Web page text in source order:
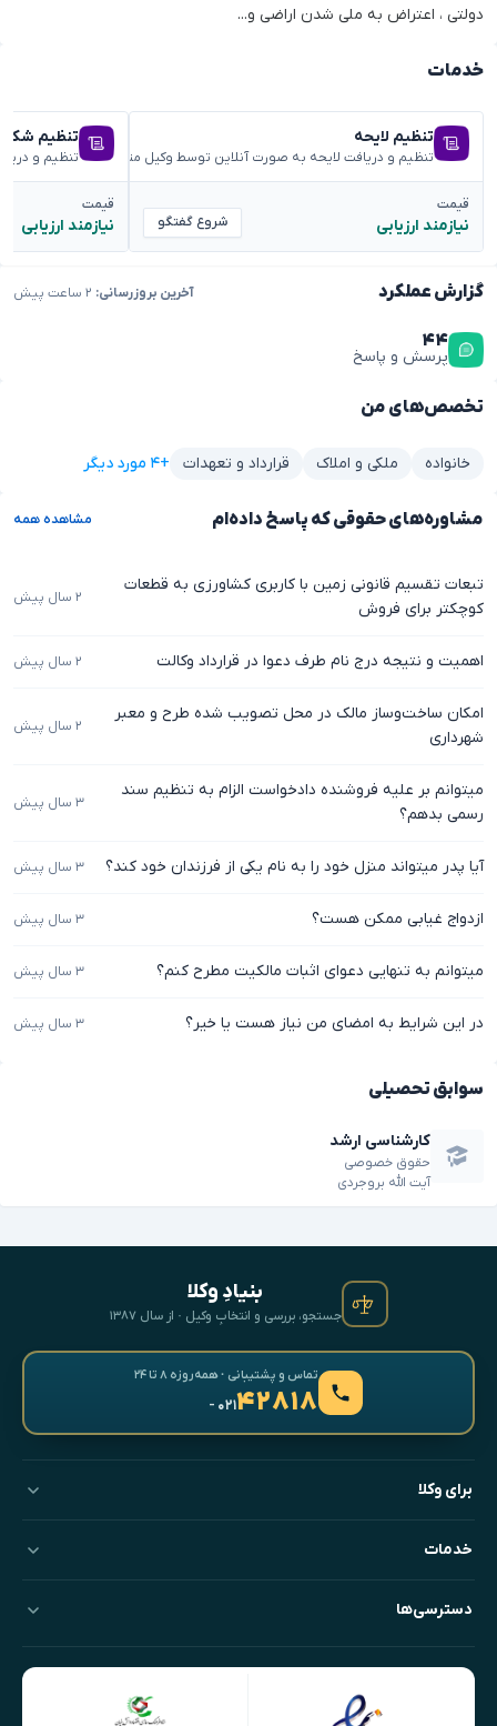
دولتی ، اعتراض به ملی شدن اراضی و...
گزارش عملکرد آخرین بروزرسانی:
۴۴
پرسش و پاسخ
تخصص‌های من
خانواده ملکی و املاک قرارداد و تعهدات +۴ مورد دیگر
خدمات
تنظیم لایحه
تنظیم و دریافت لایحه به صورت آنلاین توسط وکیل متخصص
قیمت
نیازمند ارزیابی شروع گفتگو
تنظیم
تنظیم و
قیمت
نیازمند ارزیابی
مشاوره‌های حقوقی که پاسخ داده‌ام مشاهده همه
تبعات تقسیم قانونی زمین با کاربری کشاورزی به قطعات
کوچکتر برای فروش
۲ سال پیش
اهمیت و نتیجه درج نام طرف دعوا در قرارداد وکالت ۲ سال پیش
امکان ساخت‌وساز مالک در محل تصویب شده طرح و معبر
شهرداری
۲ سال پیش
میتوانم بر علیه فروشنده دادخواست الزام به تنظیم سند
رسمی بدهم؟
۳ سال پیش
آیا پدر میتواند منزل خود را به نام یکی از فرزندان خود کند؟ ۳ سال پیش
ازدواج غیابی ممکن هست؟ ۳ سال پیش
میتوانم به تنهایی دعوای اثبات مالکیت مطرح کنم؟ ۳ سال پیش
در این شرایط به امضای من نیاز هست یا خیر؟ ۳ سال پیش
سوابق تحصیلی
کارشناسی ارشد
حقوق خصوصی
آیت الله بروجردی
بنیادِ وکلا
جستجو، بررسی و انتخابِ وکیل · از سال ۱۳۸۷
تماس و پشتیبانی · همه‌روزه ۸ تا ۲۴
۴۲۸۱۸- ۰۲۱
برای وکلا
خدمات
دسترسی‌ها